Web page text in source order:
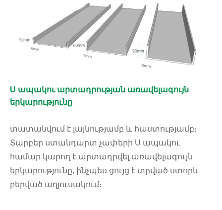
U ապակու արտադրության առավելագույն
երկարությունը
տատանվում է լայնությամբ և հաստությամբ։
Տարբեր ստանդարտ չափերի U ապակու
համար կարող է արտադրվել առավելագույն
երկարությունը, ինչպես ցույց է տրված ստորև
բերված աղյուսակում։